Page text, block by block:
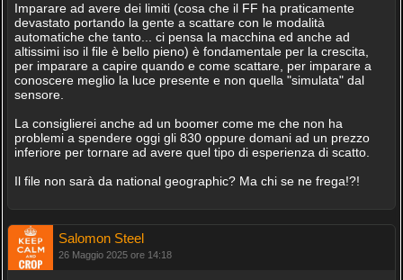
Imparare ad avere dei limiti (cosa che il FF ha praticamente
devastato portando la gente a scattare con le modalità
automatiche che tanto... ci pensa la macchina ed anche ad
altissimi iso il file è bello pieno) è fondamentale per la crescita,
per imparare a capire quando e come scattare, per imparare a
conoscere meglio la luce presente e non quella "simulata" dal
sensore.
La consiglierei anche ad un boomer come me che non ha
problemi a spendere oggi gli 830 oppure domani ad un prezzo
inferiore per tornare ad avere quel tipo di esperienza di scatto.
Il file non sarà da national geographic? Ma chi se ne frega!?!
Salomon Steel
26 Maggio 2025 ore 14:18